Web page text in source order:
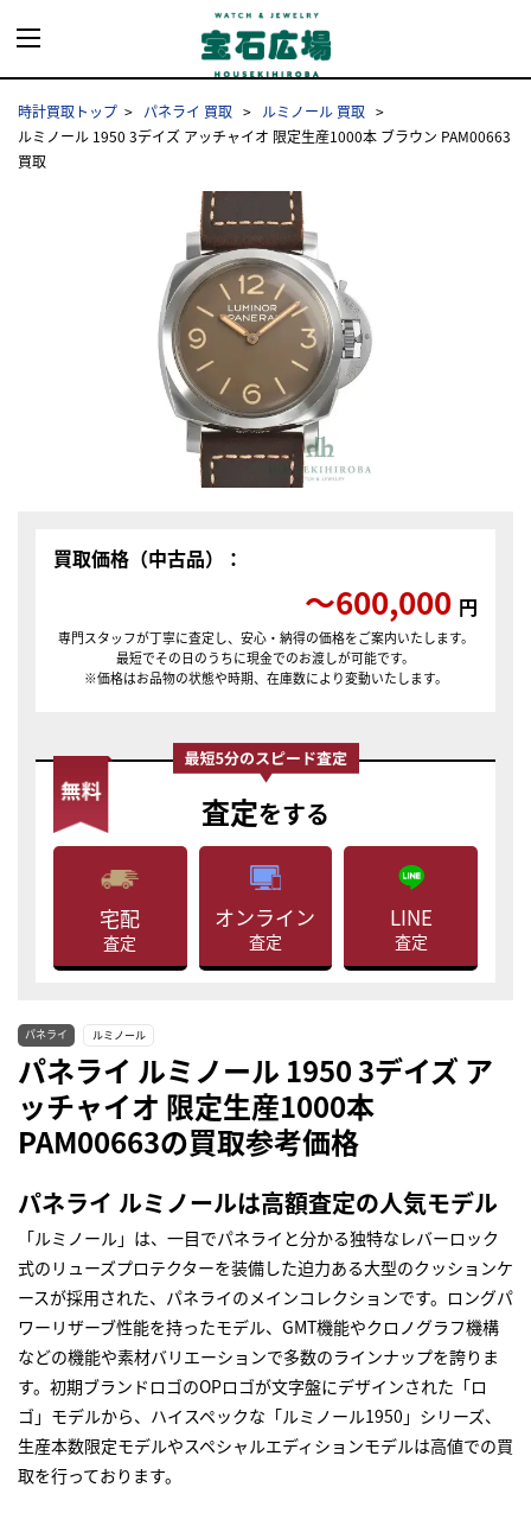
時計買取トップ パネライ 買取
ルミノール 買取
ルミノール 1950 3デイズ アッチャイオ 限定生産1000本 ブラウン PAM00663
買取
買取価格（中古品）：
〜600,000 円
専門スタッフが丁寧に査定し、安心・納得の価格をご案内いたします。
最短でその日のうちに現金でのお渡しが可能です。
※価格はお品物の状態や時期、在庫数により変動いたします。
査定をする
宅配
査定
オンライン
査定
LINE
査定
パネライ ルミノール
パネライ ルミノール 1950 3デイズ ア
ッチャイオ 限定生産1000本
PAM00663の買取参考価格
パネライ ルミノールは高額査定の人気モデル
「ルミノール」は、一目でパネライと分かる独特なレバーロック
式のリューズプロテクターを装備した迫力ある大型のクッションケ
ースが採用された、パネライのメインコレクションです。ロングパ
ワーリザーブ性能を持ったモデル、GMT機能やクロノグラフ機構
などの機能や素材バリエーションで多数のラインナップを誇りま
す。初期ブランドロゴのOPロゴが文字盤にデザインされた「ロ
ゴ」モデルから、ハイスペックな「ルミノール1950」シリーズ、
生産本数限定モデルやスペシャルエディションモデルは高値での買
取を行っております。